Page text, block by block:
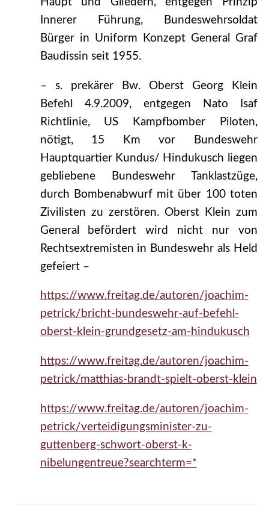
Innerer Führung, Bundeswehrsoldat
Bürger in Uniform Konzept General Graf
Baudissin seit 1955.
– s. prekärer Bw. Oberst Georg Klein
Befehl 4.9.2009, entgegen Nato Isaf
Richtlinie, US Kampfbomber Piloten,
nötigt, 15 Km vor Bundeswehr
Hauptquartier Kundus/ Hindukusch liegen
gebliebene Bundeswehr Tanklastzüge,
durch Bombenabwurf mit über 100 toten
Zivilisten zu zerstören. Oberst Klein zum
General befördert wird nicht nur von
Rechtsextremisten in Bundeswehr als Held
gefeiert –
https://www.freitag.de/autoren/joachim-
petrick/bricht-bundeswehr-auf-befehl-
oberst-klein-grundgesetz-am-hindukusch
https://www.freitag.de/autoren/joachim-
petrick/matthias-brandt-spielt-oberst-klein
https://www.freitag.de/autoren/joachim-
petrick/verteidigungsminister-zu-
guttenberg-schwort-oberst-k-
nibelungentreue?searchterm=*